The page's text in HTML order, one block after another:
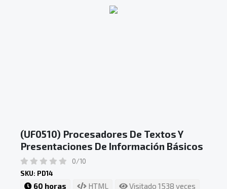
(UF0510) Procesadores De Textos Y
Presentaciones De Información Básicos
0/10
SKU: PD14
60 horas HTML Visitado 1538 veces